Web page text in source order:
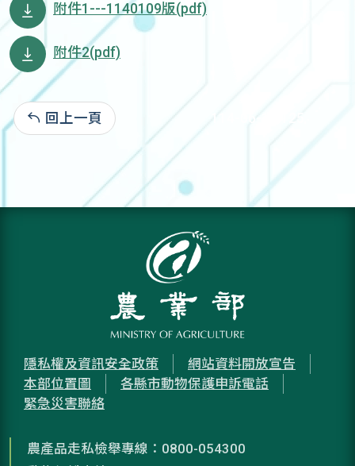
附件1---1140109版(pdf)
附件2(pdf)
回上一頁 114-06-18:125
隱私權及資訊安全政策
網站資料開放宣告
本部位置圖
各縣市動物保護申訴電話
緊急災害聯絡
農產品走私檢舉專線：0800-054300